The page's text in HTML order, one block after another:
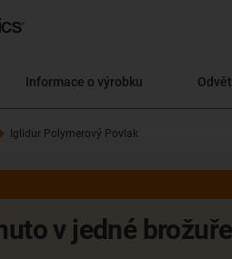
Informace o výrobku
Iglidur Polymerový Povlak
v jedné brožuře